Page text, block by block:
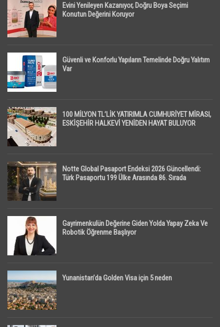
Evini Yenileyen Kazanıyor, Doğru Boya Seçimi
Konutun Değerini Koruyor
Güvenli ve Konforlu Yapıların Temelinde Doğru Yalıtım
Var
100 MİLYON TL’LİK YATIRIMLA CUMHURİYET MİRASI,
ESKİŞEHİR HALKEVİ YENİDEN HAYAT BULUYOR
Notte Global Pasaport Endeksi 2026 Güncellendi:
Türk Pasaportu 199 Ülke Arasında 86. Sırada
Gayrimenkulün Değerine Giden Yolda Yapay Zeka Ve
Robotik Öğrenme Başlıyor
Yunanistan’da Golden Visa için 5 neden